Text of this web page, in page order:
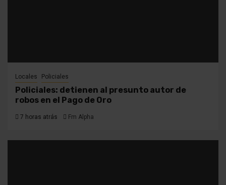
Locales Policiales
Policiales: detienen al presunto autor de
robos en el Pago de Oro
7 horas atrás Fm Alpha